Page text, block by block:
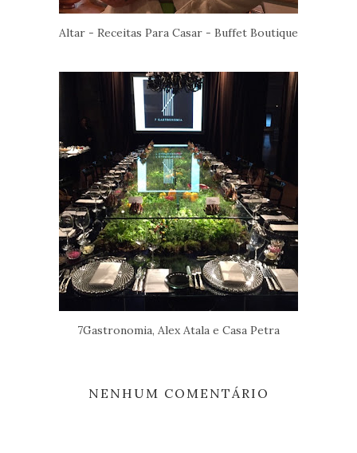
Altar - Receitas Para Casar - Buffet Boutique
7Gastronomia, Alex Atala e Casa Petra
NENHUM COMENTÁRIO